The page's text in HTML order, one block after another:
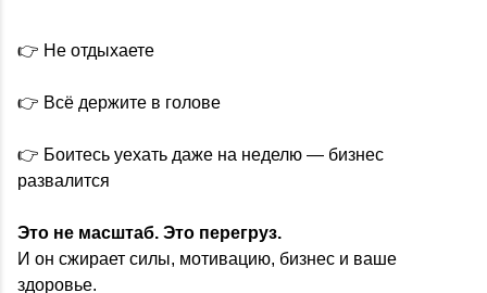
👉 Не отдыхаете
👉 Всё держите в голове
👉 Боитесь уехать даже на неделю — бизнес
развалится
Это не масштаб. Это перегруз.
И он сжирает силы, мотивацию, бизнес и ваше
здоровье.